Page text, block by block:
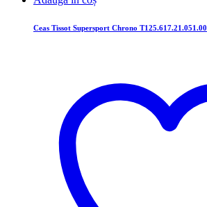
Ceas Tissot Supersport Chrono T125.617.21.051.00